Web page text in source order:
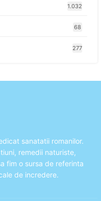
1.032
68
277
sanatatii romanilor.
remedii naturiste,
fim o sursa de referinta
de incredere.